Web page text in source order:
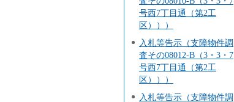
号西7丁目通（第2工
区）））
入札等告示（支障物件調
査その08012-B（3・3・7
号西7丁目通（第2工
区）））
入札等告示（支障物件調